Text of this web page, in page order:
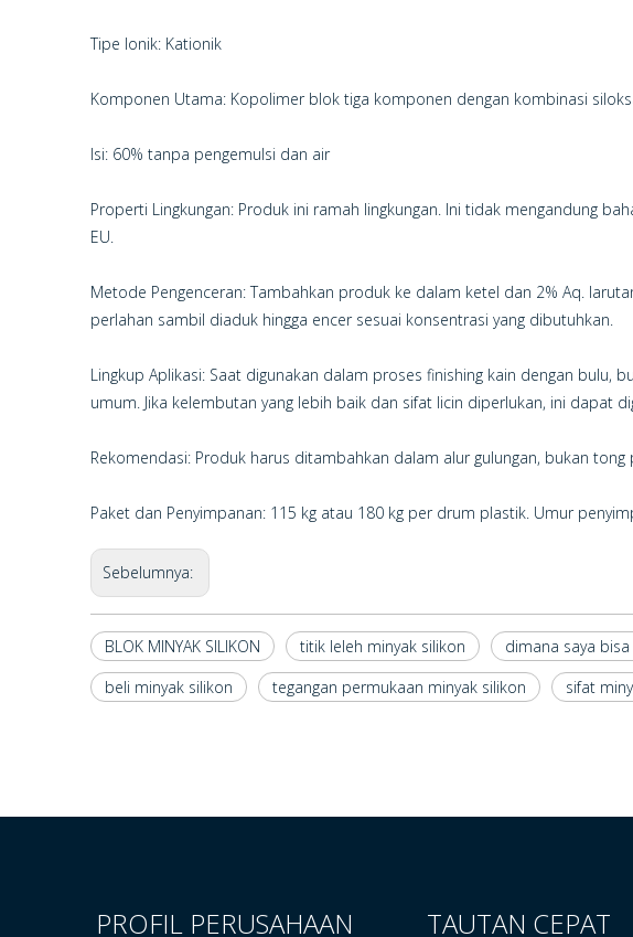
Tipe Ionik: Kationik
Komponen Utama: Kopolimer blok tiga komponen dengan kombinasi
Isi: 60% tanpa pengemulsi dan air
Properti Lingkungan: Produk ini ramah lingkungan. Ini tidak mengandung
EU.
Metode Pengenceran: Tambahkan produk ke dalam ketel dan 2% Aq.
perlahan sambil diaduk hingga encer sesuai konsentrasi yang dibutuhkan.
Lingkup Aplikasi: Saat digunakan dalam proses finishing kain dengan bulu,
umum. Jika kelembutan yang lebih baik dan sifat licin diperlukan, ini dapat
Rekomendasi: Produk harus ditambahkan dalam alur gulungan, bukan tong
Paket dan Penyimpanan: 115 kg atau 180 kg per drum plastik. Umur
Sebelumnya:
BLOK MINYAK SILIKON titik leleh minyak silikon dimana saya
beli minyak silikon
tegangan permukaan minyak silikon sifat
PROFIL PERUSAHAAN TAUTAN CEPAT